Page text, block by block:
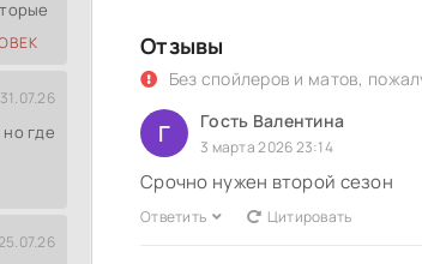
31.07.26
где
25.07.26
Отзывы
Без спойлеров и матов,
Г Гость Валентина
3 марта 2026 23:14
Срочно нужен второй сезон
Ответить Цитировать